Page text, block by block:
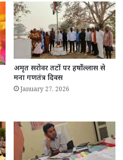
अमृत सरोवर तटों पर हर्षोल्लास से
मना गणतंत्र दिवस
January 27, 2026